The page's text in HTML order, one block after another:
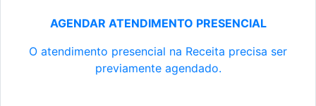
AGENDAR ATENDIMENTO PRESENCIAL
O atendimento presencial na Receita precisa ser
previamente agendado.